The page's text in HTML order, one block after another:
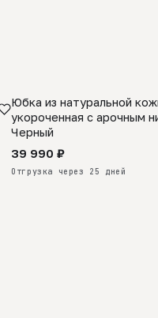
ПРЕДЗАКАЗ
Юбка из натуральной
укороченная с арочным
Черный
39 990 ₽
Отгрузка через 25 дней